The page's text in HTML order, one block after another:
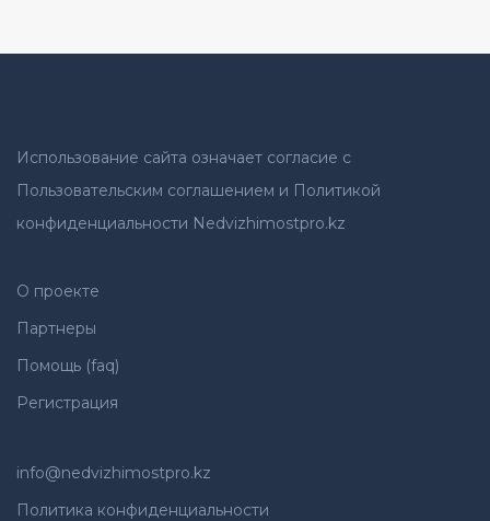
Использование сайта означает согласие с
Пользовательским соглашением и Политикой
конфиденциальности Nedvizhimostpro.kz
О проекте
Партнеры
Помощь (faq)
Регистрация
info@nedvizhimostpro.kz
Политика конфиденциальности